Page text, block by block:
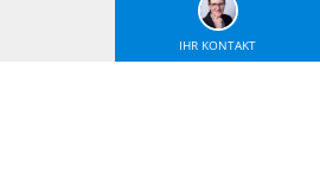
IHR KONTAKT